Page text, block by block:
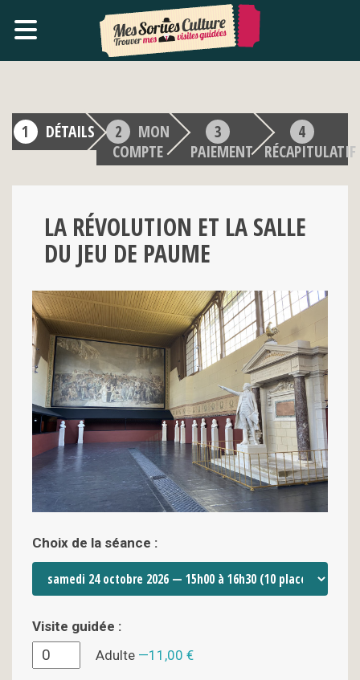
DÉTAILS
MON
COMPTE
PAIEMENT RÉCAPITULATIF
LA RÉVOLUTION ET LA SALLE
DU JEU DE PAUME
Choix de la séance :
Visite guidée :
Adulte
11,00 €